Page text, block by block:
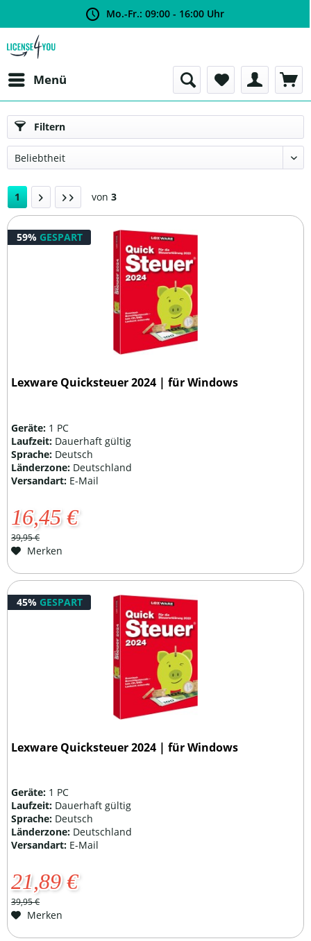
Mo.-Fr.: 09:00 - 16:00 Uhr
Menü
Filtern
1 von 3
59% GESPART
Lexware Quicksteuer 2024 | für Windows
Geräte: 1 PC
Laufzeit: Dauerhaft gültig
Sprache: Deutsch
Länderzone: Deutschland
Versandart: E-Mail
16,45 €
39,95 €
Merken
45% GESPART
Lexware Quicksteuer 2024 | für Windows
Geräte: 1 PC
Laufzeit: Dauerhaft gültig
Sprache: Deutsch
Länderzone: Deutschland
Versandart: E-Mail
21,89 €
39,95 €
Merken